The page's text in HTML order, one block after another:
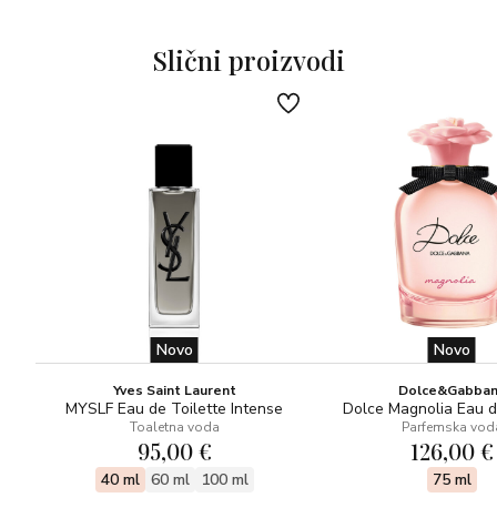
Slični proizvodi
Novo
Yves Saint Laurent
MYSLF Eau de Toilette Intense
Toaletna voda
95,00 €
40 ml 60 ml 100 ml
Novo
Dolce Magnolia Eau
Parfemska
126,00 €
75 ml